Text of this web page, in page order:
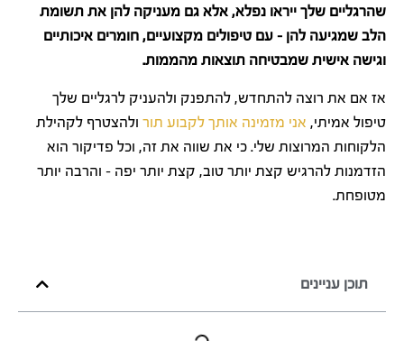
שהרגליים שלך ייראו נפלא, אלא גם מעניקה להן את תשומת
הלב שמגיעה להן – עם טיפולים מקצועיים, חומרים איכותיים
וגישה אישית שמבטיחה תוצאות מהממות.
אז אם את רוצה להתחדש, להתפנק ולהעניק לרגליים שלך
טיפול אמיתי, אני מזמינה אותך לקבוע תור ולהצטרף לקהילת
הלקוחות המרוצות שלי. כי את שווה את זה, וכל פדיקור הוא
הזדמנות להרגיש קצת יותר טוב, קצת יותר יפה – והרבה יותר
מטופחת.
תוכן עניינים